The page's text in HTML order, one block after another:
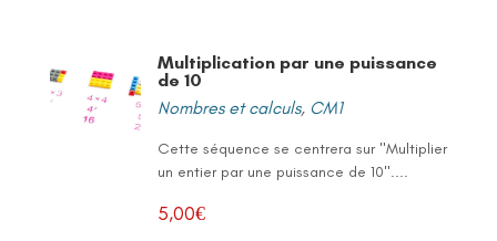
Multiplication par une puissance
de 10
Nombres et calculs, CM1
Cette séquence se centrera sur "Multiplier
un entier par une puissance de 10"....
5,00€